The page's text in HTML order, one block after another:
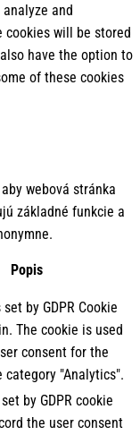
and
cookies will be stored
have the option to
of these cookies
webová stránka
základné funkcie a
Popis
by GDPR Cookie
The cookie is used
consent for the
category "Analytics".
by GDPR cookie
the user consent